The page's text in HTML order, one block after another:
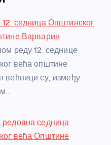
a
g
e
e
st
e
седница Општинског
Варварин
реду 12. седнице
већа општине
већници су, између
седница
већа Општине